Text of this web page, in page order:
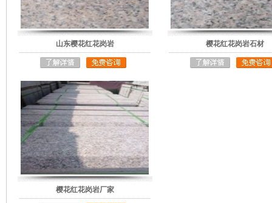
山东樱花红花岗岩 樱花红花岗岩石材
樱花红花岗岩厂家